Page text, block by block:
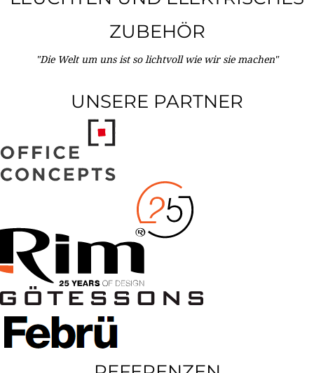
ZUBEHÖR
"Die Welt um uns ist so lichtvoll wie wir sie machen"
UNSERE PARTNER